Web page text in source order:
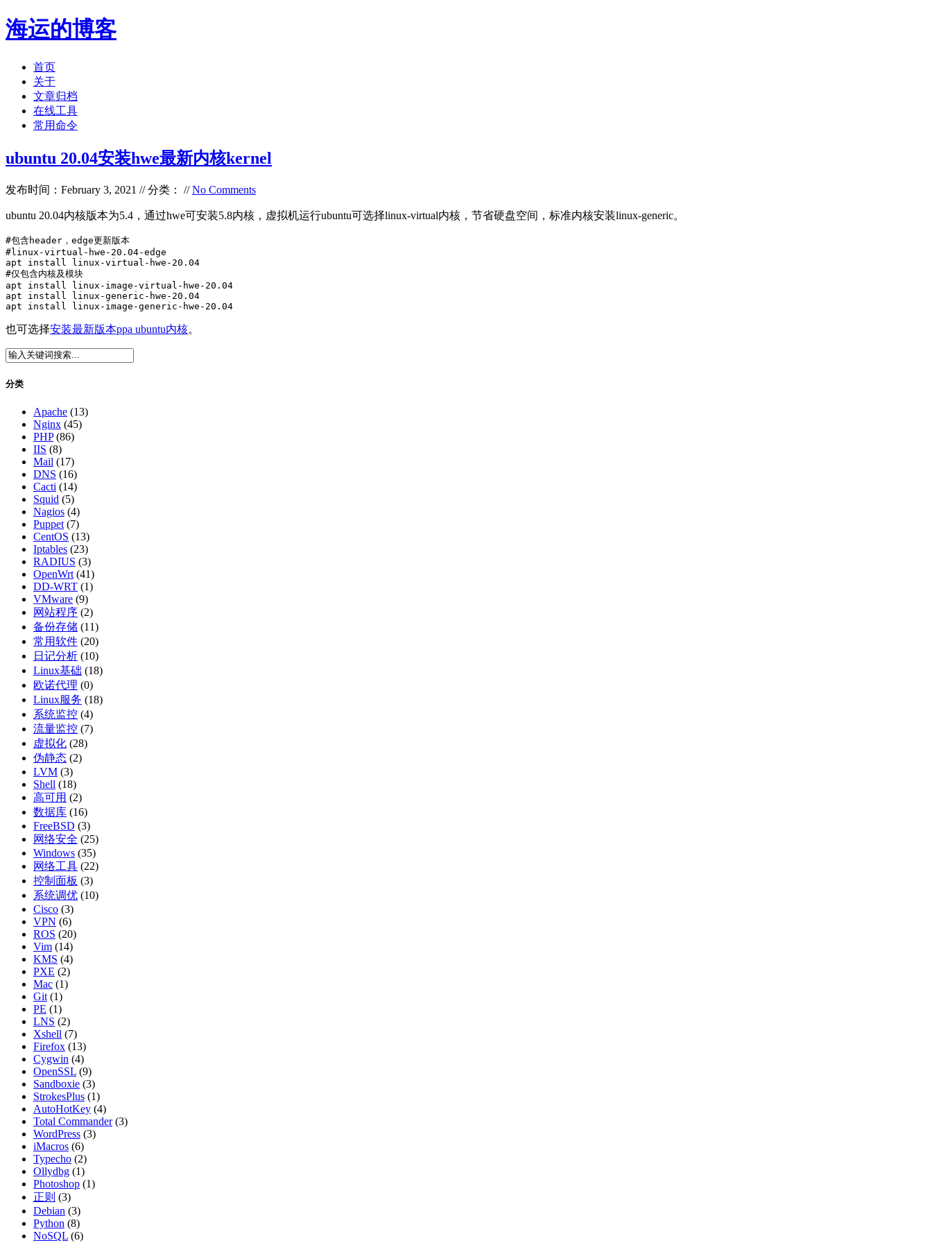
海运的博客
首页
关于
文章归档
在线工具
常用命令
ubuntu 20.04安装hwe最新内核kernel
发布时间：February 3, 2021 // 分类： //No Comments
ubuntu 20.04内核版本为5.4，通过hwe可安装5.8内核，虚拟机运行ubuntu可选择linux-virtual内核，节省硬盘空间，标准内核安装linux-generic。
#包含header，edge更新版本
#linux-virtual-hwe-20.04-edge
apt install linux-virtual-hwe-20.04
#仅包含内核及模块
apt install linux-image-virtual-hwe-20.04
apt install linux-generic-hwe-20.04
apt install linux-image-generic-hwe-20.04
也可选择安装最新版本ppa ubuntu内核。
分类
Apache (13)
Nginx (45)
PHP(86)
IIS (8)
Mail (17)
DNS (16)
Cacti (14)
Squid (5)
Nagios (4)
Puppet (7)
CentOS (13)
Iptables (23)
RADIUS (3)
OpenWrt (41)
DD-WRT (1)
VMware (9)
网站程序 (2)
备份存储 (11)
常用软件 (20)
日记分析 (10)
Linux基础 (18)
欧诺代理 (0)
Linux服务 (18)
系统监控 (4)
流量监控 (7)
虚拟化 (28)
伪静态 (2)
LVM (3)
Shell (18)
高可用 (2)
数据库 (16)
FreeBSD (3)
网络安全 (25)
Windows (35)
网络工具 (22)
控制面板 (3)
系统调优 (10)
Cisco (3)
VPN (6)
ROS (20)
Vim (14)
KMS (4)
PXE (2)
Mac (1)
Git (1)
PE (1)
LNS (2)
Xshell (7)
Firefox (13)
Cygwin (4)
OpenSSL (9)
Sandboxie (3)
StrokesPlus (1)
AutoHotKey (4)
Total Commander(3)
WordPress (3)
iMacros (6)
Typecho (2)
Ollydbg (1)
Photoshop (1)
正则 (3)
Debian (3)
Python (8)
NoSQL (6)